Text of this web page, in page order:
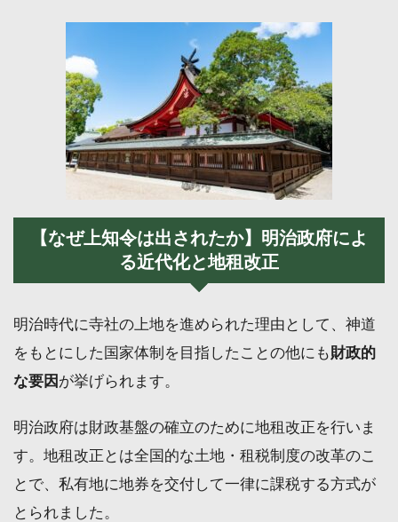
【なぜ上知令は出されたか】明治政府によ
る近代化と地租改正
明治時代に寺社の上地を進められた理由として、神道
をもとにした国家体制を目指したことの他にも財政的
な要因 が挙げられます。
明治政府は財政基盤の確立のために地租改正を行いま
す。地租改正とは全国的な土地・租税制度の改革のこ
とで、私有地に地券を交付して一律に課税する方式が
とられました。